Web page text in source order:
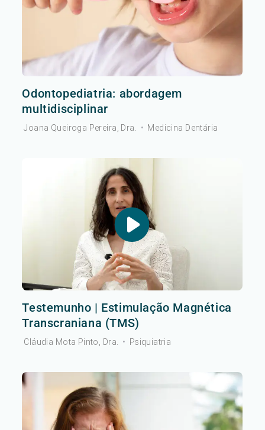
Odontopediatria: abordagem
multidisciplinar
Joana Queiroga Pereira, Dra. • Medicina Dentária
Testemunho | Estimulação Magnética
Transcraniana (TMS)
Cláudia Mota Pinto, Dra. • Psiquiatria